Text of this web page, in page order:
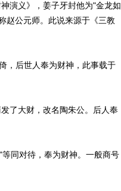
演义》，姜子牙封他为"金龙如
赵公元师。此说来源于《三教
后世人奉为财神，此事载于
了大财，改名陶朱公。后人奉
同对待，奉为财神。一般商号